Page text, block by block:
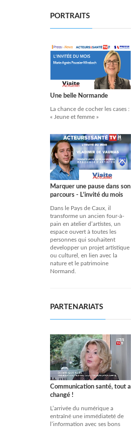
PORTRAITS
Une belle Normande
La chance de cocher les cases :
« Jeune et femme »
Marquer une pause dans son
parcours - L’invité du mois
Dans le Pays de Caux, il
transforme un ancien four-à-
pain en atelier d’artistes, un
espace ouvert à toutes les
personnes qui souhaitent
developper un projet artistique
ou culturel, en lien avec la
nature et le patrimoine
Normand.
PARTENARIATS
Communication santé, tout a
changé !
L’arrivée du numérique a
entraîné une immédiateté de
l’information avec ses bons